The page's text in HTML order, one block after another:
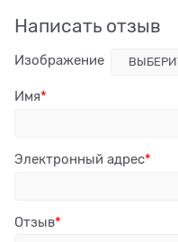
Написать отзыв
Изображение
Имя
Электронный адрес
Отзыв